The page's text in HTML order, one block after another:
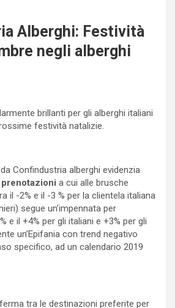
Alberghi: Festività
negli alberghi
brillanti per gli alberghi italiani
festività natalizie.
Confindustria alberghi evidenzia
prenotazioni a cui alle brusche
il -2% e il -3 % per la clientela italiana
segue un’impennata per
e il +4% per gli italiani e +3% per gli
un’Epifania con trend negativo
specifico, ad un calendario 2019
tra le destinazioni preferite per